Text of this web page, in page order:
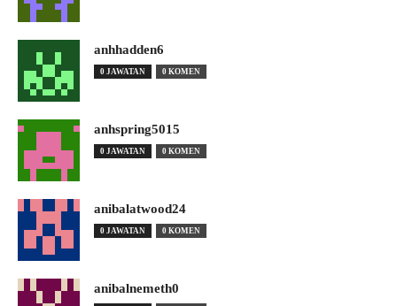
anhhadden6
0 JAWATAN 0 KOMEN
anhspring5015
0 JAWATAN 0 KOMEN
anibalatwood24
0 JAWATAN 0 KOMEN
anibalnemeth0